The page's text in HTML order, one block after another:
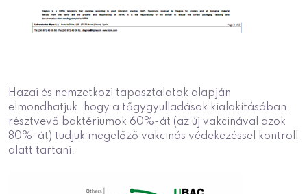
Hazai és nemzetközi tapasztalatok alapján
elmondhatjuk, hogy a tőgygyulladások kialakításában
résztvevő baktériumok 60%-át (az új vakcinával azok
80%-át) tudjuk megelőző vakcinás védekezéssel kontroll
alatt tartani.